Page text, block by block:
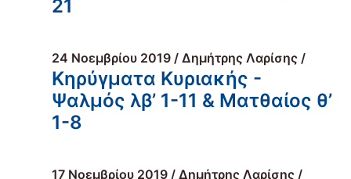
21
24 Νοεμβρίου 2019 / Δημήτρης Λαρίσης /
Κηρύγματα Κυριακής -
Ψαλμός λβ’ 1-11 & Ματθαίος θ’
1-8
17 Νοεμβρίου 2019 / Δημήτρης Λαρίσης /